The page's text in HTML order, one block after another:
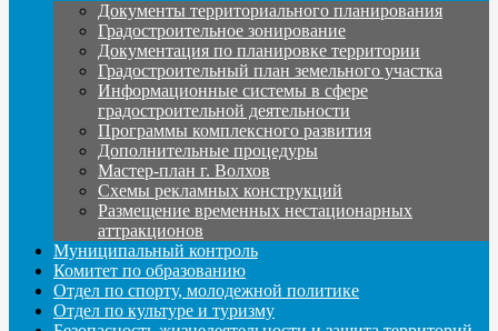
Документы территориального планирования
Градостроительное зонирование
Документация по планировке территории
Градостроительный план земельного участка
Информационные системы в сфере
градостроительной деятельности
Программы комплексного развития
Дополнительные процедуры
Мастер-план г. Волхов
Схемы рекламных конструкций
Размещение временных нестационарных
аттракционов
Муниципальный контроль
Комитет по образованию
Отдел по спорту, молодежной политике
Отдел по культуре и туризму